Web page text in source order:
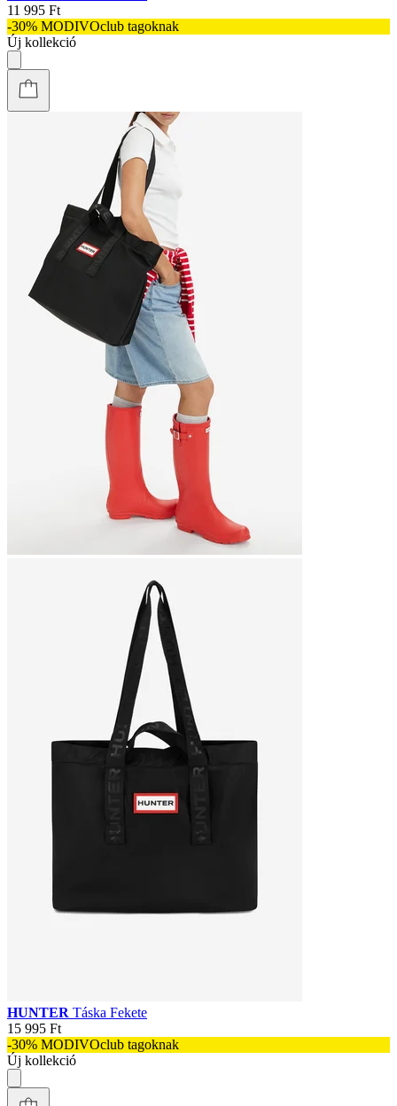
11 995 Ft
-30% MODIVOclub tagoknak
Új kollekció
HUNTER Táska Fekete
15 995 Ft
-30% MODIVOclub tagoknak
Új kollekció